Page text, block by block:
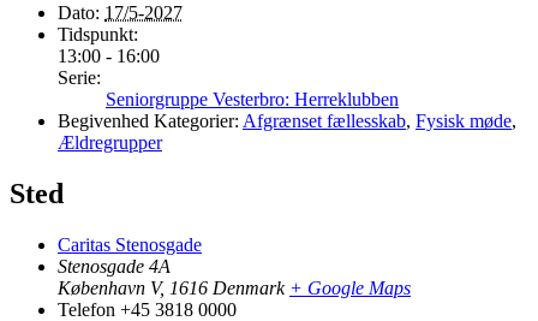
Dato: 17/5-2027
Tidspunkt:
13:00 - 16:00
Serie:
Seniorgruppe Vesterbro: Herreklubben
Begivenhed Kategorier: Afgrænset fællesskab, Fysisk møde,
Ældregrupper
Sted
Caritas Stenosgade
Stenosgade 4A
København V, 1616 Denmark + Google Maps
Telefon +45 3818 0000